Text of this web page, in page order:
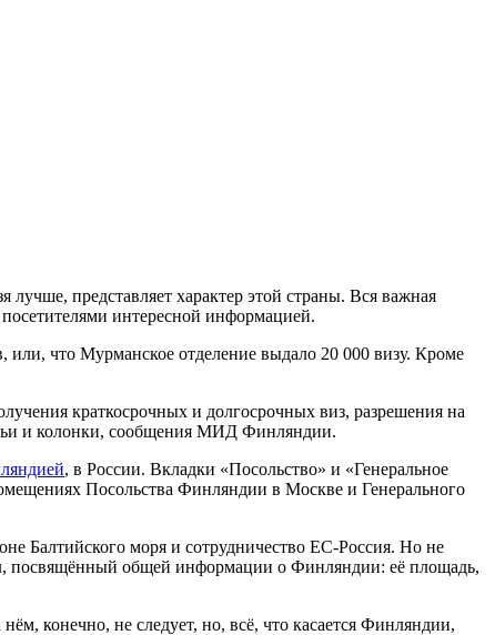
представляет характер этой страны. Вся важная
интересной информацией.
или, что Мурманское отделение выдало 20 000 визу. Кроме
краткосрочных и долгосрочных виз, разрешения на
и колонки, сообщения МИД Финляндии.
, в России. Вкладки «Посольство» и «Генеральное
Посольства Финляндии в Москве и Генерального
Балтийского моря и сотрудничество ЕС-Россия. Но не
посвящённый общей информации о Финляндии: её площадь,
нём, конечно, не следует, но, всё, что касается Финляндии,